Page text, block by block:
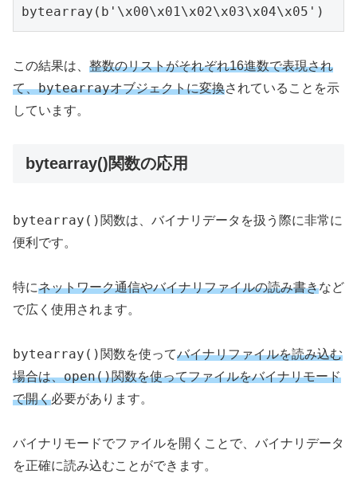
この結果は、 整数のリストがそれぞれ16進数で表現され
て、bytearrayオブジェクトに変換されていることを示
しています。
bytearray()関数の応用
bytearray() 関数は、バイナリデータを扱う際に非常に
便利です。
特にネットワーク通信やバイナリファイルの読み書きなど
で広く使用されます。
bytearray() 関数を使ってバイナリファイルを読み込む
場合は、open()関数を使ってファイルをバイナリモード
で開く必要があります。
バイナリモードでファイルを開くことで、バイナリデータ
を正確に読み込むことができます。